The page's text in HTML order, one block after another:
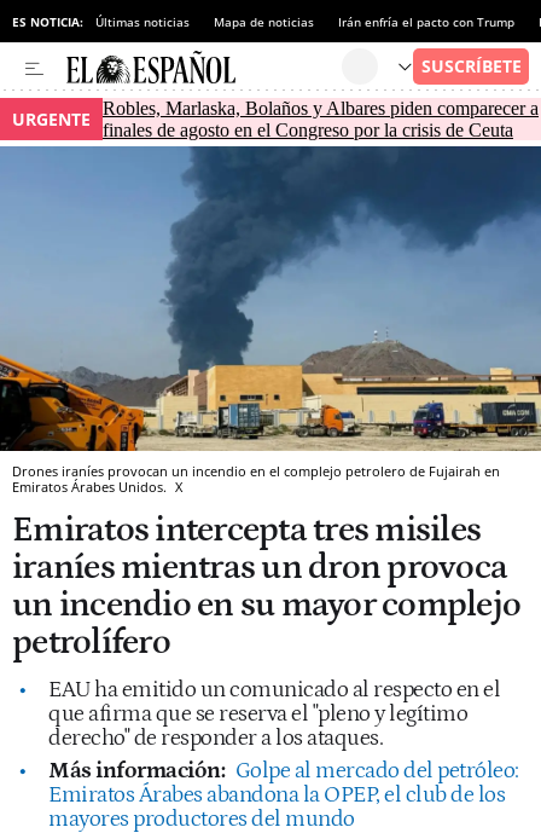
ES NOTICIA: Últimas noticias Mapa de noticias Irán enfría el pacto con Trump
URGENTE
Robles, Marlaska, Bolaños y Albares piden comparecer a
finales de agosto en el Congreso por la crisis de Ceuta
Drones iraníes provocan un incendio en el complejo petrolero de Fujairah en
Emiratos Árabes Unidos. X
Emiratos intercepta tres misiles
iraníes mientras un dron provoca
un incendio en su mayor complejo
petrolífero
EAU ha emitido un comunicado al respecto en el
que afirma que se reserva el "pleno y legítimo
derecho" de responder a los ataques.
Más información: Golpe al mercado del petróleo:
Emiratos Árabes abandona la OPEP, el club de los
mayores productores del mundo